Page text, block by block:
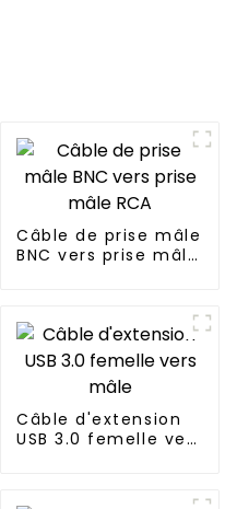
Câble de prise mâle
BNC vers prise mâle
Câble d'extension
USB 3.0 femelle vers